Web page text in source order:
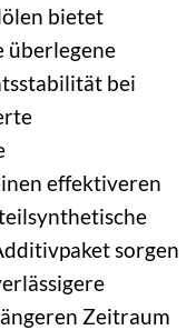
bietet
überlegene
bei
effektiveren
sorgen
Zeitraum